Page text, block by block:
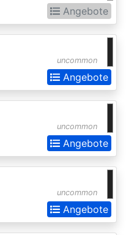
Angebote
uncommon
Angebote
uncommon
Angebote
uncommon
Angebote